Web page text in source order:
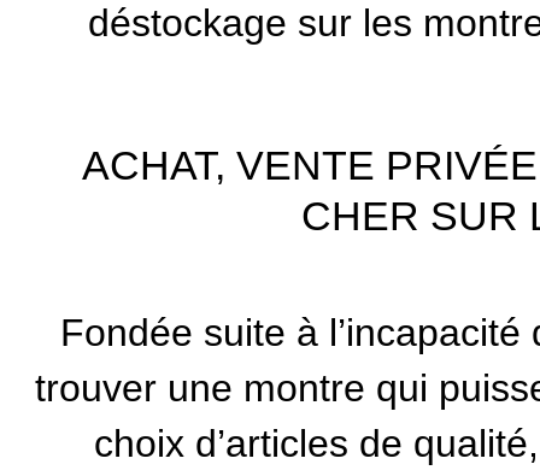
déstockage sur les
ACHAT, VENTE
CHER SUR
Fondée suite à
trouver une montre qui
choix d’articles de